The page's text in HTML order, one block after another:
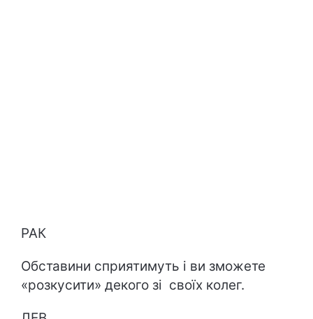
РАК
Обставини сприятимуть і ви зможете
«розкусити» декого зі своїх колег.